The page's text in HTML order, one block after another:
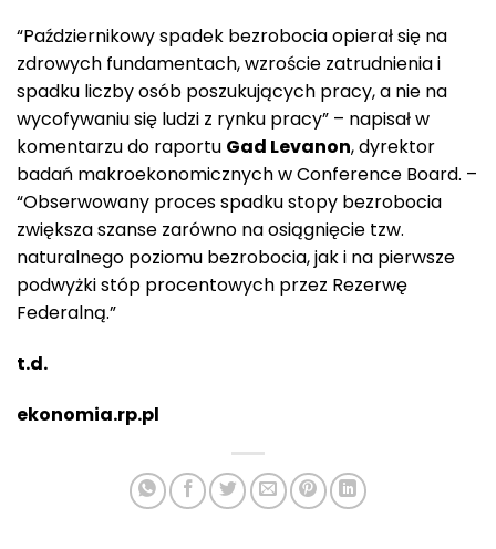
“Październikowy spadek bezrobocia opierał się na
zdrowych fundamentach, wzroście zatrudnienia i
spadku liczby osób poszukujących pracy, a nie na
wycofywaniu się ludzi z rynku pracy” – napisał w
komentarzu do raportu Gad Levanon, dyrektor
badań makroekonomicznych w Conference Board. –
“Obserwowany proces spadku stopy bezrobocia
zwiększa szanse zarówno na osiągnięcie tzw.
naturalnego poziomu bezrobocia, jak i na pierwsze
podwyżki stóp procentowych przez Rezerwę
Federalną.”
t.d.
ekonomia.rp.pl